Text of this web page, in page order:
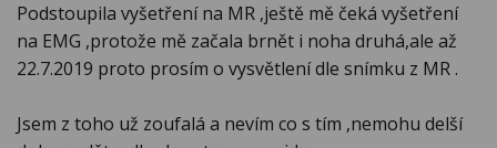
Podstoupila vyšetření na MR ,ještě mě čeká vyšetření
na EMG ,protože mě začala brnět i noha druhá,ale až
22.7.2019 proto prosím o vysvětlení dle snímku z MR .
Jsem z toho už zoufalá a nevím co s tím ,nemohu delší